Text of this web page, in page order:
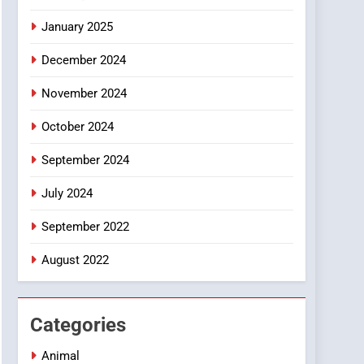
January 2025
December 2024
November 2024
October 2024
September 2024
July 2024
September 2022
August 2022
Categories
Animal